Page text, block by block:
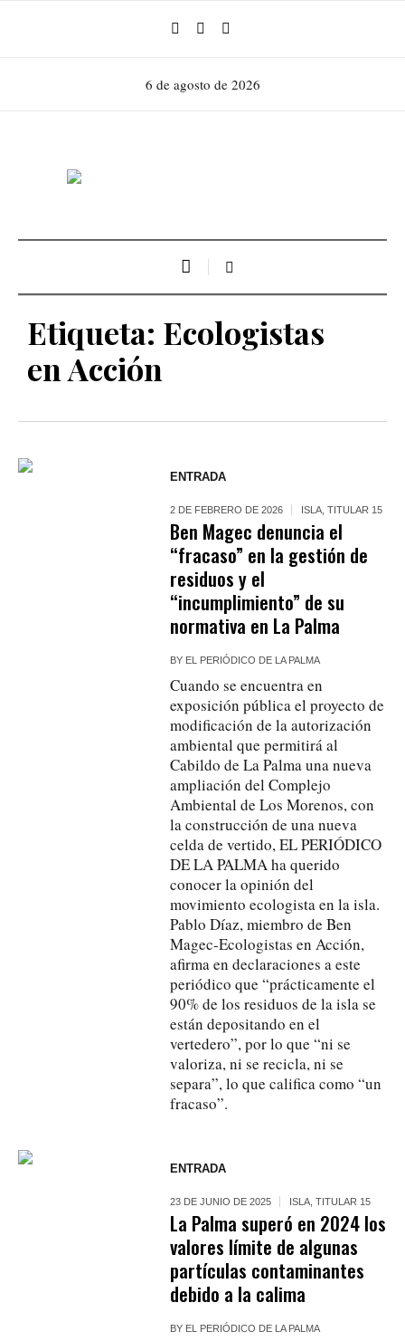
6 de agosto de 2026
Etiqueta: Ecologistas
en Acción
ENTRADA
2 DE FEBRERO DE 2026 ISLA ,TITULAR 15
Ben Magec denuncia el
“fracaso” en la gestión de
residuos y el
“incumplimiento” de su
normativa en La Palma
BY EL PERIÓDICO DE LA PALMA
Cuando se encuentra en
exposición pública el proyecto de
modificación de la autorización
ambiental que permitirá al
Cabildo de La Palma una nueva
ampliación del Complejo
Ambiental de Los Morenos, con
la construcción de una nueva
celda de vertido, EL PERIÓDICO
DE LA PALMA ha querido
conocer la opinión del
movimiento ecologista en la isla.
Pablo Díaz, miembro de Ben
Magec-Ecologistas en Acción,
afirma en declaraciones a este
periódico que “prácticamente el
90% de los residuos de la isla se
están depositando en el
vertedero”, por lo que “ni se
valoriza, ni se recicla, ni se
separa”, lo que califica como “un
fracaso”.
ENTRADA
23 DE JUNIO DE 2025 ISLA ,TITULAR 15
La Palma superó en 2024 los
valores límite de algunas
partículas contaminantes
debido a la calima
BY EL PERIÓDICO DE LA PALMA